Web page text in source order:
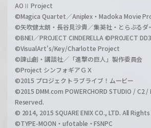
AOⅡ Project
©Magica Quartet／Aniplex・Madoka Movie
©矢吹健太朗・長谷見沙貴／集英社・とらぶるダ
©BNEI／PROJECT CINDERELLA ©PROJECT DD3
©VisualArt's/Key/Charlotte Project
©諫山創・講談社／「進撃の巨人」製作委員会
©Project シンフォギアＧＸ
©2015 プロジェクトラブライブ！ムービー
©2015 DMM.com POWERCHORD STUDIO / C2
Reserved.
© 2014, 2015 SQUARE ENIX CO., LTD. All
©TYPE-MOON・ufotable・FSNPC